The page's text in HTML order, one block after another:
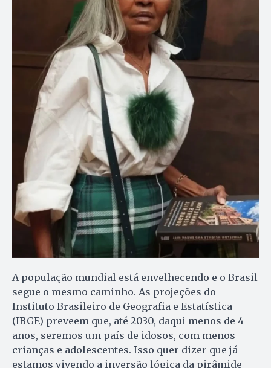
A população mundial está envelhecendo e o Brasil
segue o mesmo caminho. As projeções do
Instituto Brasileiro de Geografia e Estatística
(IBGE) preveem que, até 2030, daqui menos de 4
anos, seremos um país de idosos, com menos
crianças e adolescentes. Isso quer dizer que já
estamos vivendo a inversão lógica da pirâmide